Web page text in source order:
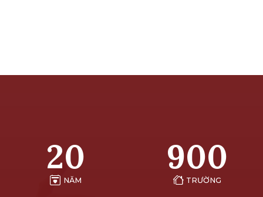
20
NĂM
900
TRƯỜNG